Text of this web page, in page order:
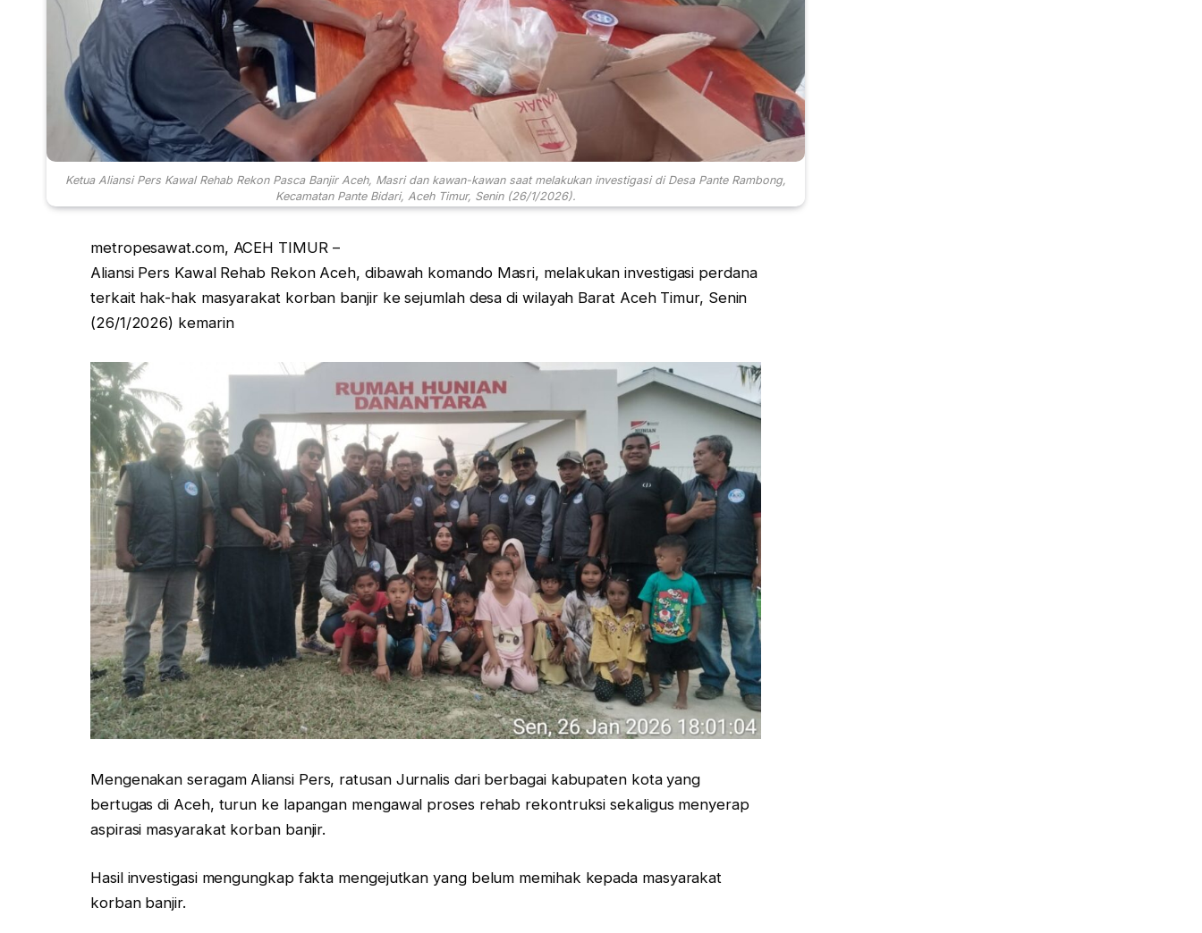
Ketua Aliansi Pers Kawal Rehab Rekon Pasca Banjir Aceh, Masri dan kawan-kawan saat melakukan investigasi di Desa Pante Rambong,
Kecamatan Pante Bidari, Aceh Timur, Senin (26/1/2026).
metropesawat.com, ACEH TIMUR –
Aliansi Pers Kawal Rehab Rekon Aceh, dibawah komando Masri, melakukan investigasi perdana
terkait hak-hak masyarakat korban banjir ke sejumlah desa di wilayah Barat Aceh Timur, Senin
(26/1/2026) kemarin
Mengenakan seragam Aliansi Pers, ratusan Jurnalis dari berbagai kabupaten kota yang
bertugas di Aceh, turun ke lapangan mengawal proses rehab rekontruksi sekaligus menyerap
aspirasi masyarakat korban banjir.
Hasil investigasi mengungkap fakta mengejutkan yang belum memihak kepada masyarakat
korban banjir.